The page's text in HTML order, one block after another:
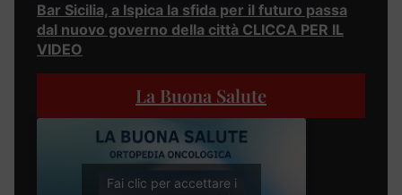
Bar Sicilia, a Ispica la sfida per il futuro passa
dal nuovo governo della città CLICCA PER IL
VIDEO
La Buona Salute
Fai clic per accettare i